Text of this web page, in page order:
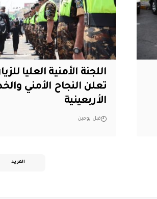
اللجنة الأمنية العليا
تعلن النجاح الأمني
الأربعينية
قبل يومين
المزيد